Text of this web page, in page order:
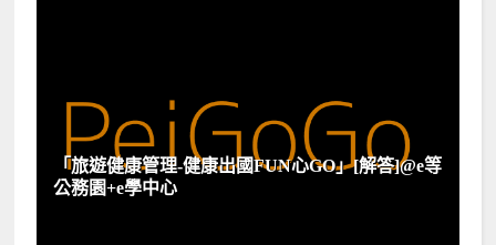
「旅遊健康管理-健康出國FUN心GO」[解答]@e等
公務園+e學中心